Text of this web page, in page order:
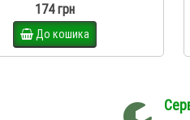
174 грн
До кошика